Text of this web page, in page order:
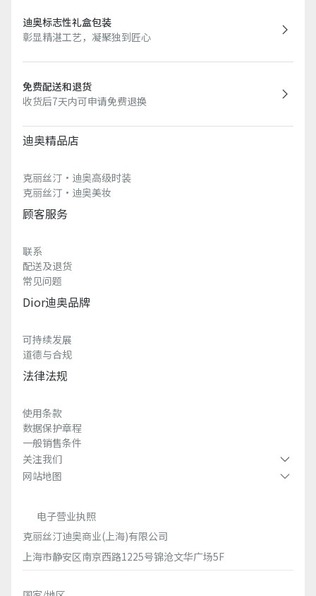
迪奥标志性礼盒包装
彰显精湛工艺，凝聚独到匠心
免费配送和退货
收货后7天内可申请免费退换
迪奥精品店
克丽丝汀·迪奥高级时装
克丽丝汀·迪奥美妆
顾客服务
联系
配送及退货
常见问题
Dior迪奥品牌
可持续发展
道德与合规
法律法规
使用条款
数据保护章程
一般销售条件
关注我们
网站地图
电子营业执照
克丽丝汀迪奥商业(上海)有限公司
上海市静安区南京西路1225号锦沧文华广场5F